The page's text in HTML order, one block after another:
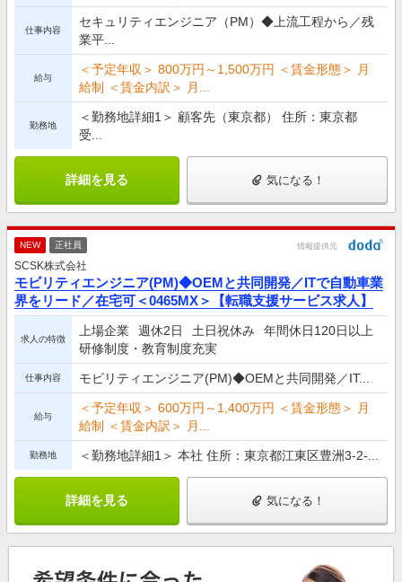
仕事内容
セキュリティエンジニア（PM）◆上流工程から／残
業平...
給与
＜予定年収＞ 800万円～1,500万円 ＜賃金形態＞ 月
給制 ＜賃金内訳＞ 月...
勤務地
＜勤務地詳細1＞ 顧客先（東京都） 住所：東京都
受...
詳細を見る 気になる！
NEW 正社員 情報提供元
SCSK株式会社
モビリティエンジニア(PM)◆OEMと共同開発／ITで自動車業
界をリード／在宅可＜0465MX＞【転職支援サービス求人】
求人の特徴
上場企業 週休2日 土日祝休み
年間休日120日以上
研修制度・教育制度充実
仕事内容 モビリティエンジニア(PM)◆OEMと共同開発／IT...
給与
＜予定年収＞ 600万円～1,400万円 ＜賃金形態＞ 月
給制 ＜賃金内訳＞ 月...
勤務地 ＜勤務地詳細1＞ 本社 住所：東京都江東区豊洲3-2-...
詳細を見る 気になる！